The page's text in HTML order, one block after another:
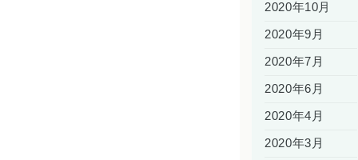
2020年10月
2020年9月
2020年7月
2020年6月
2020年4月
2020年3月